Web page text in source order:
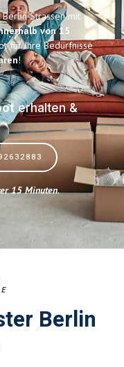
Strassen mit
von 15
für Ihre Bedürfnisse
!
erhalten &
15 Minuten.
Berlin